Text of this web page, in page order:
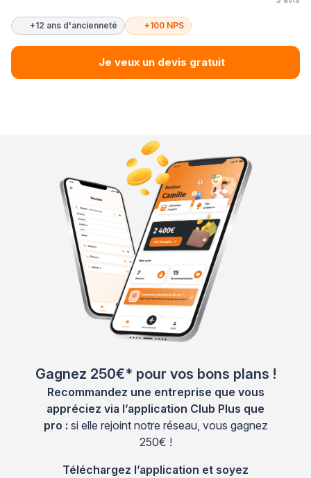
+12 ans d'ancienneté +100 NPS
Je veux un devis gratuit
Gagnez 250€* pour vos bons plans !
Recommandez une entreprise que vous
appréciez via l’application Club Plus que
pro : si elle rejoint notre réseau, vous gagnez
250€ !
Téléchargez l’application et soyez